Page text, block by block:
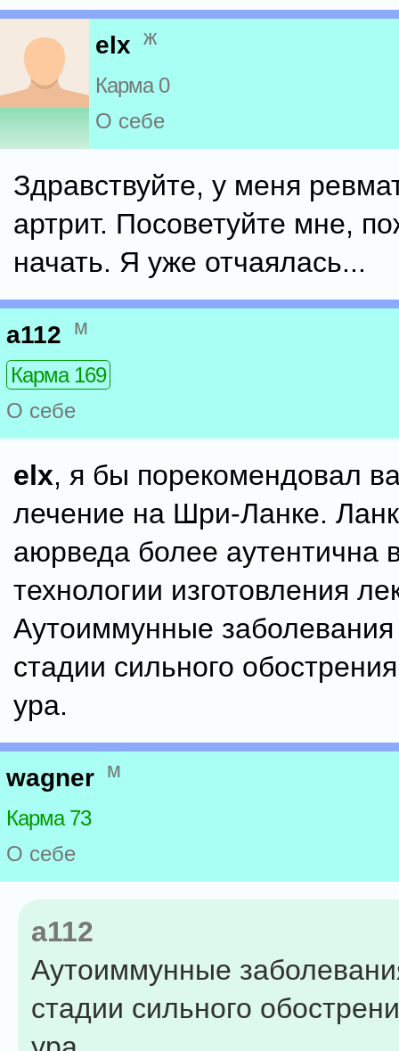
elx ж
Карма 0
О себе
Здравствуйте, у меня
артрит. Посоветуйте мне,
начать. Я уже отчаялась...
a112 м
Карма 169
О себе
elx, я бы порекомендовал
лечение на Шри-Ланке.
аюрведа более аутентична
технологии изготовления
Аутоиммунные
стадии сильного
ура.
wagner м
Карма 73
О себе
a112
Аутоиммунные
стадии сильного